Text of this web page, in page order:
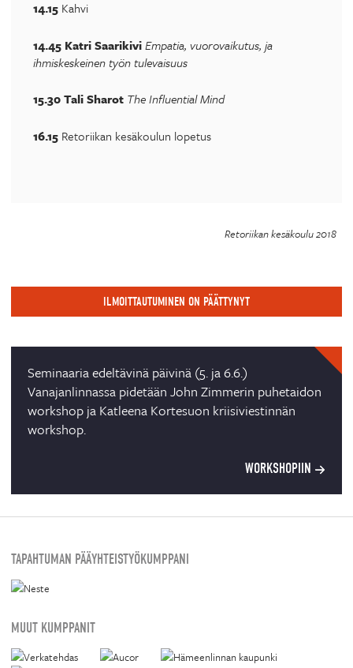
14.15 Kahvi
14.45 Katri SaarikiviEmpatia, vuorovaikutus, ja
ihmiskeskeinen työn tulevaisuus
15.30 Tali Sharot The Influential Mind
16.15 Retoriikan kesäkoulun lopetus
Retoriikan kesäkoulu 2018
ILMOITTAUTUMINEN ON PÄÄTTYNYT
Seminaaria edeltävinä päivinä (5. ja 6.6.)
Vanajanlinnassa pidetään John Zimmerin puhetaidon
workshop ja Katleena Kortesuon kriisiviestinnän
workshop.
WORKSHOPIIN
TAPAHTUMAN PÄÄYHTEISTYÖKUMPPANI
MUUT KUMPPANIT